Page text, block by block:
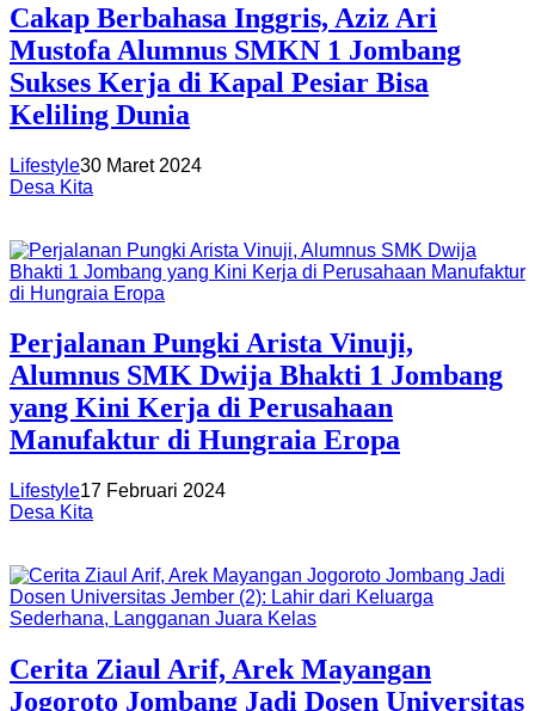
Cakap Berbahasa Inggris, Aziz Ari
Mustofa Alumnus SMKN 1 Jombang
Sukses Kerja di Kapal Pesiar Bisa
Keliling Dunia
Lifestyle30 Maret 2024
Desa Kita
Perjalanan Pungki Arista Vinuji,
Alumnus SMK Dwija Bhakti 1 Jombang
yang Kini Kerja di Perusahaan
Manufaktur di Hungraia Eropa
Lifestyle17 Februari 2024
Desa Kita
Cerita Ziaul Arif, Arek Mayangan
Jogoroto Jombang Jadi Dosen Universitas